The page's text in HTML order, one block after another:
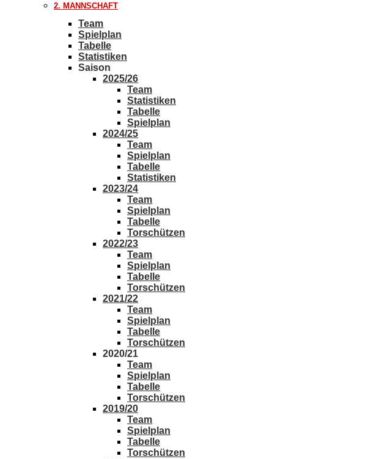
2. MANNSCHAFT
Team
Spielplan
Tabelle
Statistiken
Saison
2025/26
Team
Statistiken
Tabelle
Spielplan
2024/25
Team
Spielplan
Tabelle
Statistiken
2023/24
Team
Spielplan
Tabelle
Torschützen
2022/23
Team
Spielplan
Tabelle
Torschützen
2021/22
Team
Spielplan
Tabelle
Torschützen
2020/21
Team
Spielplan
Tabelle
Torschützen
2019/20
Team
Spielplan
Tabelle
Torschützen